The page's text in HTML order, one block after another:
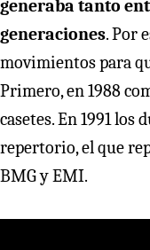
generaba tanto
generaciones. Por
movimientos para
Primero, en 1988
casetes. En 1991 los
repertorio, el que
BMG y EMI.